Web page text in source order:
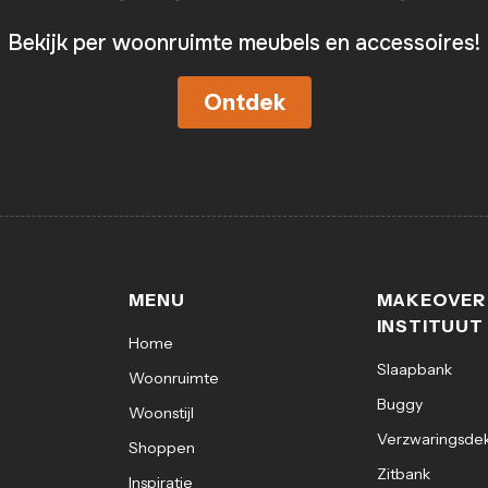
Eigenschappen:
Breedte: 180 cm
Diepte: 38 cm
Maximum
Bekijk per woonruimte meubels en accessoires!
Ontdek
MENU
Home
Woonruimte
Woonstijl
Shoppen
Inspiratie
INSTITUUT
Slaapbank
Buggy
Zitbank